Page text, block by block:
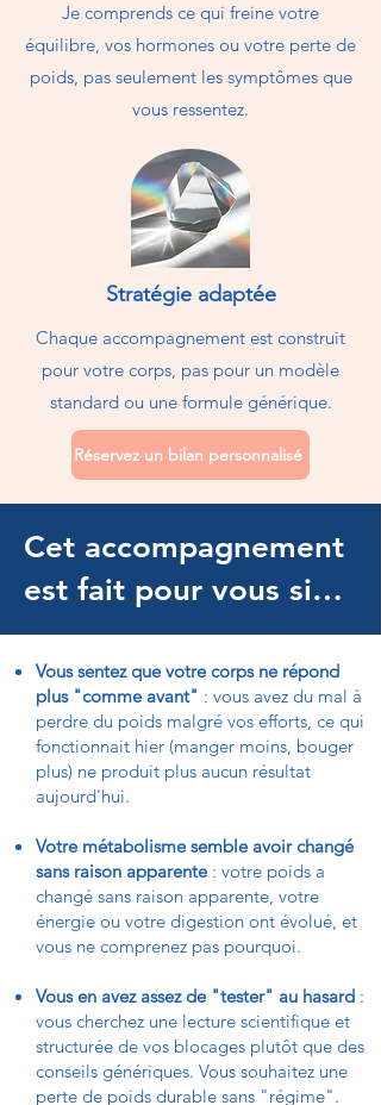
Je comprends ce qui freine votre
équilibre, vos hormones ou votre perte de
poids, pas seulement les symptômes que
vous ressentez.
Stratégie adaptée
Chaque accompagnement est construit
pour votre corps, pas pour un modèle
standard ou une formule générique.
Réservez un bilan personnalisé
Cet accompagnement
est fait pour vous si…
Vous sentez que votre corps ne répond
plus "comme avant" : vous avez du mal à
perdre du poids malgré vos efforts, ce qui
fonctionnait hier (manger moins, bouger
plus) ne produit plus aucun résultat
aujourd'hui.
Votre métabolisme semble avoir changé
sans raison apparente : votre poids a
changé sans raison apparente, votre
énergie ou votre digestion ont évolué, et
vous ne comprenez pas pourquoi.
Vous en avez assez de "tester" au hasard :
vous cherchez une lecture scientifique et
structurée de vos blocages plutôt que des
conseils génériques. Vous souhaitez une
perte de poids durable sans "régime".